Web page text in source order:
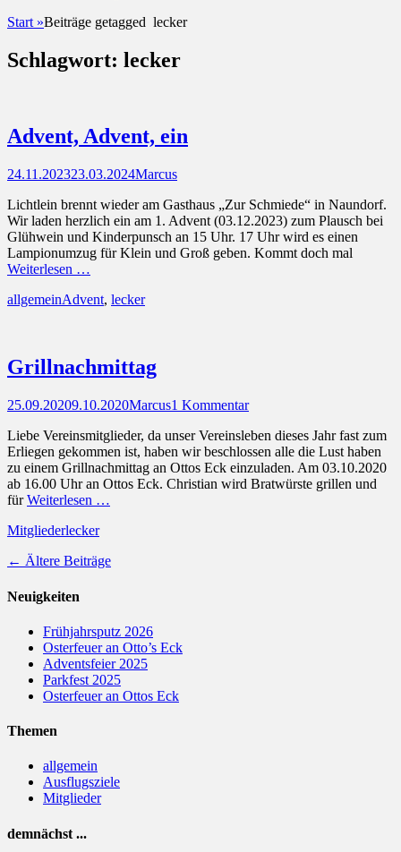
Start »Beiträge getagged lecker
Schlagwort: lecker
Advent, Advent, ein
Posted
24.11.202323.03.2024Autor
Marcus
Lichtlein brennt wieder am Gasthaus „Zur Schmiede“ in Naundorf.
Wir laden herzlich ein am 1. Advent (03.12.2023) zum Plausch bei
Glühwein und Kinderpunsch an 15 Uhr. 17 Uhr wird es einen
Lampionumzug für Klein und Groß geben. Kommt doch mal
Weiterlesen …
Kategorien
allgemeinSchlagworte
Advent, lecker
Grillnachmittag
Posted
25.09.20209.10.2020Autor
Marcus1 Kommentar
Liebe Vereinsmitglieder, da unser Vereinsleben dieses Jahr fast zum
Erliegen gekommen ist, haben wir beschlossen alle die Lust haben
zu einem Grillnachmittag an Ottos Eck einzuladen. Am 03.10.2020
ab 16.00 Uhr an Ottos Eck. Christian wird Bratwürste grillen und
fürWeiterlesen …
Kategorien
MitgliederSchlagworte
lecker
Beitragsnavigation
← Ältere Beiträge
Neuigkeiten
Frühjahrsputz 2026
Osterfeuer an Otto’s Eck
Adventsfeier 2025
Parkfest 2025
Osterfeuer an Ottos Eck
Themen
allgemein
Ausflugsziele
Mitglieder
demnächst ...